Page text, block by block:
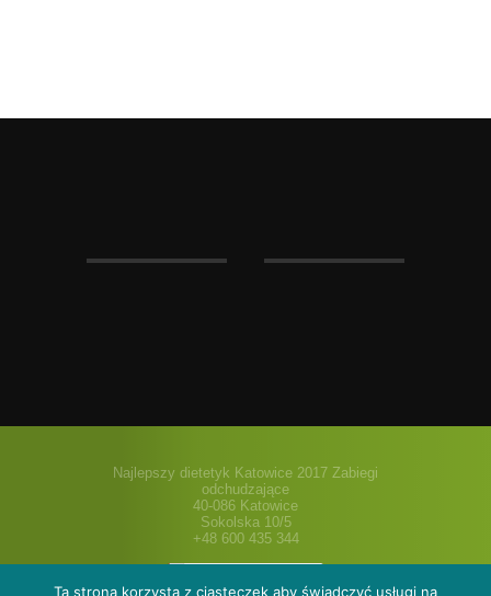
Najlepszy dietetyk Katowice 2017 Zabiegi
odchudzające
40-086 Katowice
Sokolska 10/5
+48 600 435 344
Ta strona korzysta z ciasteczek aby świadczyć usługi na